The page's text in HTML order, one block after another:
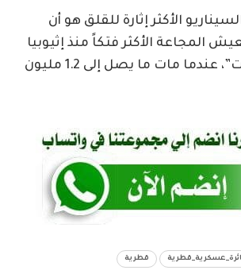
الأكثر إثارة للقلق هو أن
المجاعة الأكثر فتكاً منذ إثيوبيا
في أوائل الثمانينات”، عندما مات ما يصل إلى 1.2 مليون
قطرية